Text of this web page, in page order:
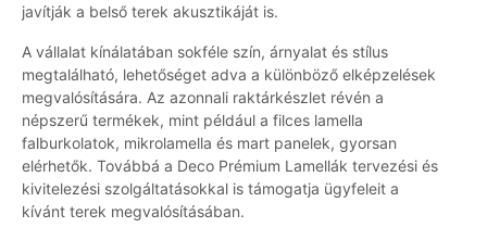
javítják a belső terek akusztikáját is.
A vállalat kínálatában sokféle szín, árnyalat és stílus
megtalálható, lehetőséget adva a különböző elképzelések
megvalósítására. Az azonnali raktárkészlet révén a
népszerű termékek, mint például a filces lamella
falburkolatok, mikrolamella és mart panelek, gyorsan
elérhetők. Továbbá a Deco Prémium Lamellák tervezési és
kivitelezési szolgáltatásokkal is támogatja ügyfeleit a
kívánt terek megvalósításában.